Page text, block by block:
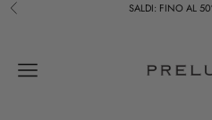
Vai al contenuto
Precedente SALDI: FINO AL
Menù